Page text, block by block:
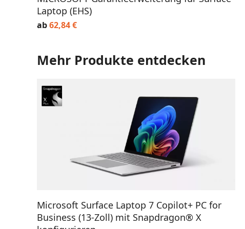
Laptop (EHS)
ab62,84€
Mehr Produkte entdecken
AUSFÜHRUNG WÄHLEN
Microsoft Surface Laptop 7 Copilot+ PC for
Business (13-Zoll) mit Snapdragon® X